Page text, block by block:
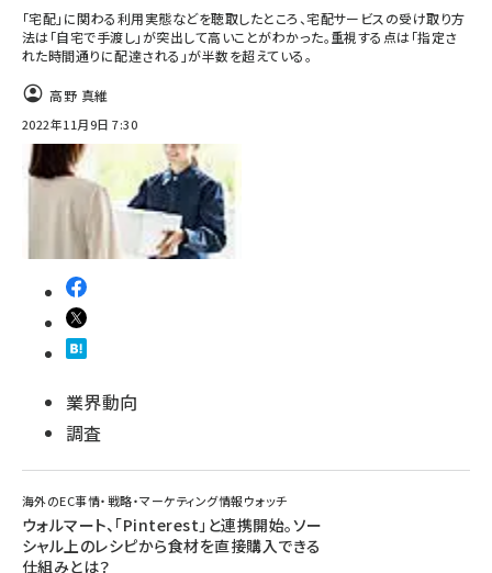
「宅配」に関わる利用実態などを聴取したところ、宅配サービスの受け取り方
法は「自宅で手渡し」が突出して高いことがわかった。重視する点は「指定さ
れた時間通りに配達される」が半数を超えている。
高野 真維
2022年11月9日 7:30
業界動向
調査
海外のEC事情・戦略・マーケティング情報ウォッチ
ウォルマート、「Pinterest」と連携開始。ソー
シャル上のレシピから食材を直接購入できる
仕組みとは？